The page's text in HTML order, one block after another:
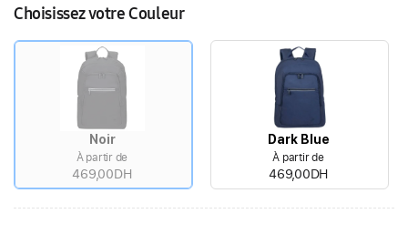
Choisissez votre Couleur
Noir
À partir de
469,00DH
Dark Blue
À partir de
469,00DH